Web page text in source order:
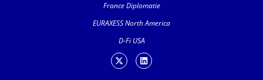
France Diplomatie
EURAXESS North America
D-Fi USA